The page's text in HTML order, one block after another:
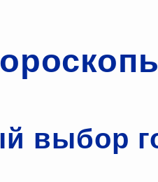
выбор